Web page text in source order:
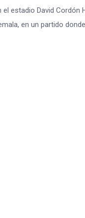
estadio David
en un partido